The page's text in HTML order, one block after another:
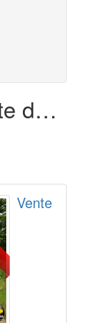
88 terrains en vente dans la Côte-d'Or (21)
Vente